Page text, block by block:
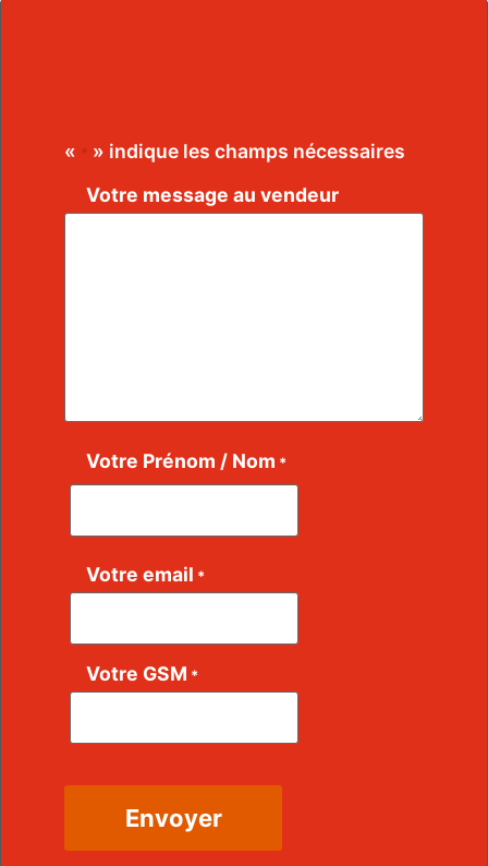
« * » indique les champs nécessaires
Votre message au vendeur
Votre Prénom / Nom *
Votre email *
Votre GSM *